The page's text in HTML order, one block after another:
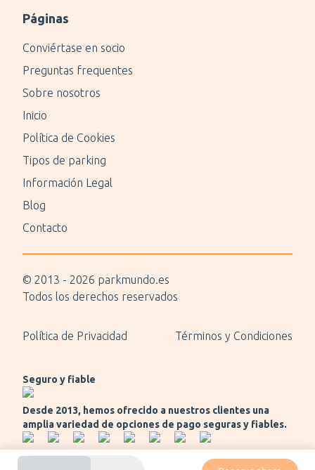
Páginas
Conviértase en socio
Preguntas frequentes
Sobre nosotros
Inicio
Política de Cookies
Tipos de parking
Información Legal
Blog
Contacto
© 2013 - 2026 parkmundo.es
Todos los derechos reservados
Política de Privacidad Términos y Condiciones
Seguro y fiable
Desde 2013, hemos ofrecido a nuestros clientes una
amplia variedad de opciones de pago seguras y fiables.